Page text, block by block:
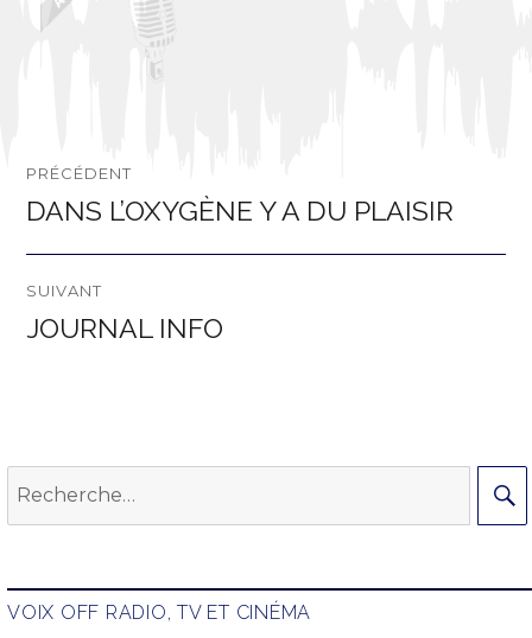
Navigation
de
l’article
PRÉCÉDENT
Publication
DANS L’OXYGÈNE Y A DU PLAISIR
SUIVANT
Publication
JOURNAL INFO
pour :
VOIX OFF RADIO, TV ET CINÉMA